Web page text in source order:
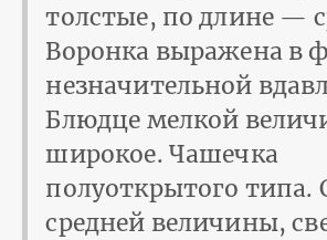
толстые, по длине —
Воронка выражена в
незначительной
Блюдце мелкой
широкое. Чашечка
полуоткрытого типа.
средней величины,